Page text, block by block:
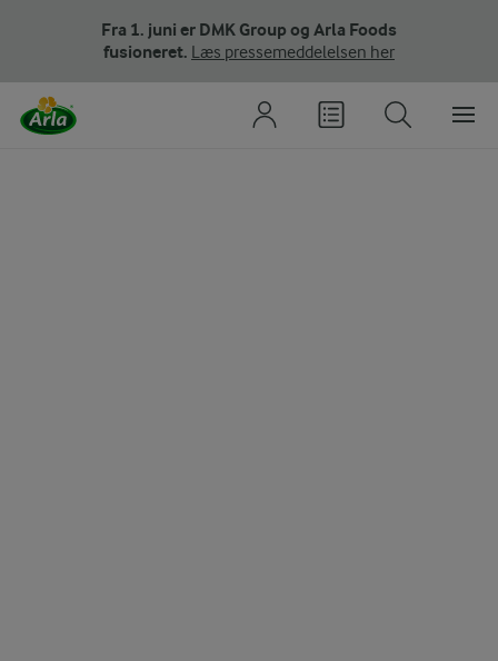
Fra 1. juni er DMK Group og Arla Foods
fusioneret. Læs pressemeddelelsen her